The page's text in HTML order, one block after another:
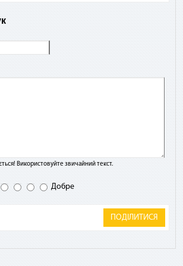
Використовуйте звичайний текст.
Добре
ПОДІЛИТИСЯ